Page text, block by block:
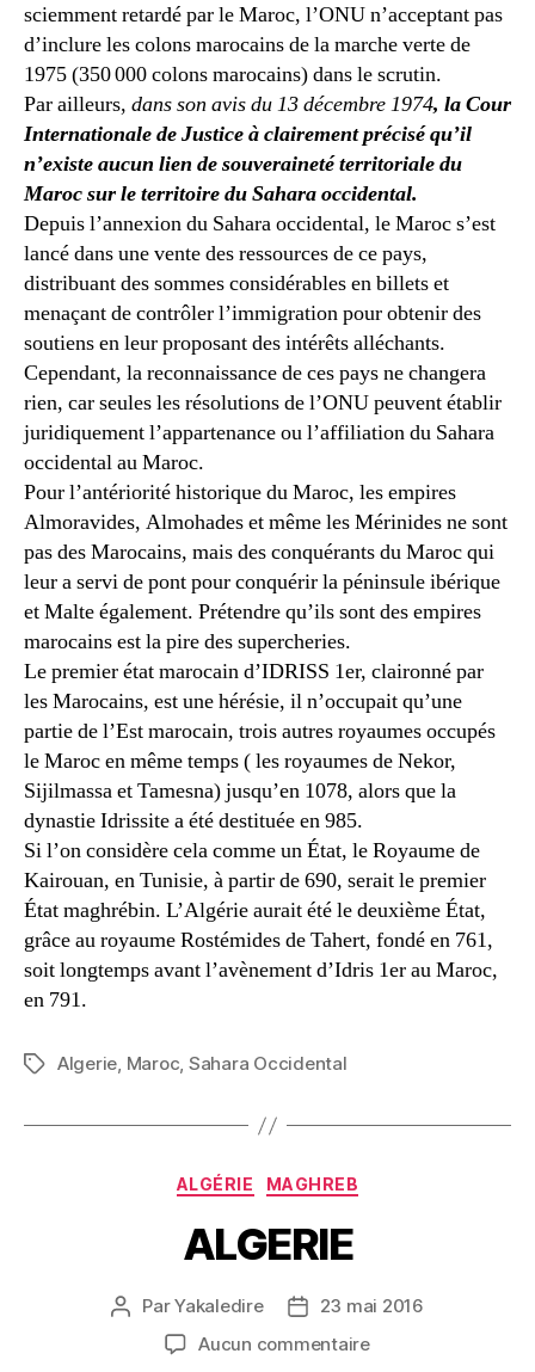
sciemment retardé par le Maroc, l’ONU n’acceptant pas
d’inclure les colons marocains de la marche verte de
1975 (350 000 colons marocains) dans le scrutin.
Par ailleurs, dans son avis du 13 décembre 1974, la Cour
Internationale de Justice à clairement précisé qu’il
n’existe aucun lien de souveraineté territoriale du
Maroc sur le territoire du Sahara occidental.
Depuis l’annexion du Sahara occidental, le Maroc s’est
lancé dans une vente des ressources de ce pays,
distribuant des sommes considérables en billets et
menaçant de contrôler l’immigration pour obtenir des
soutiens en leur proposant des intérêts alléchants.
Cependant, la reconnaissance de ces pays ne changera
rien, car seules les résolutions de l’ONU peuvent établir
juridiquement l’appartenance ou l’affiliation du Sahara
occidental au Maroc.
Pour l’antériorité historique du Maroc, les empires
Almoravides, Almohades et même les Mérinides ne sont
pas des Marocains, mais des conquérants du Maroc qui
leur a servi de pont pour conquérir la péninsule ibérique
et Malte également. Prétendre qu’ils sont des empires
marocains est la pire des supercheries.
Le premier état marocain d’IDRISS 1er, claironné par
les Marocains, est une hérésie, il n’occupait qu’une
partie de l’Est marocain, trois autres royaumes occupés
le Maroc en même temps ( les royaumes de Nekor,
Sijilmassa et Tamesna) jusqu’en 1078, alors que la
dynastie Idrissite a été destituée en 985.
Si l’on considère cela comme un État, le Royaume de
Kairouan, en Tunisie, à partir de 690, serait le premier
État maghrébin. L’Algérie aurait été le deuxième État,
grâce au royaume Rostémides de Tahert, fondé en 761,
soit longtemps avant l’avènement d’Idris 1er au Maroc,
en 791.
Étiquettes
Algerie, Maroc, Sahara Occidental
Catégories
ALGÉRIE MAGHREB
ALGERIE
Auteur
l’article
ParYakaledire
Date23 mai 2016
Aucun commentairesur